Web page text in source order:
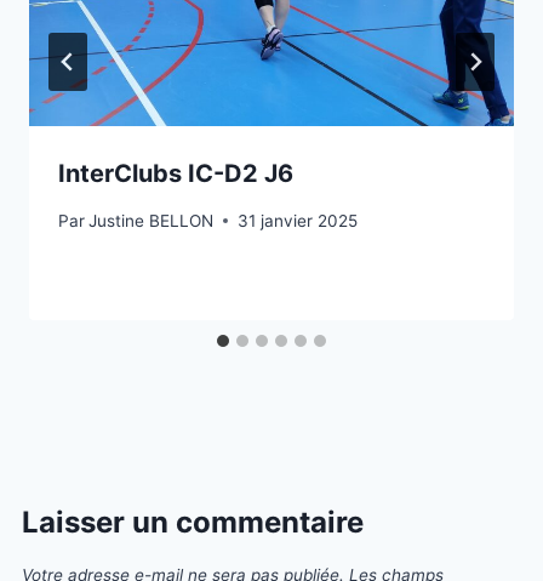
InterClubs IC-D2 J6
ParJustine BELLON 31 janvier 2025
Laisser un commentaire
Votre adresse e-mail ne sera pas publiée. Les champs